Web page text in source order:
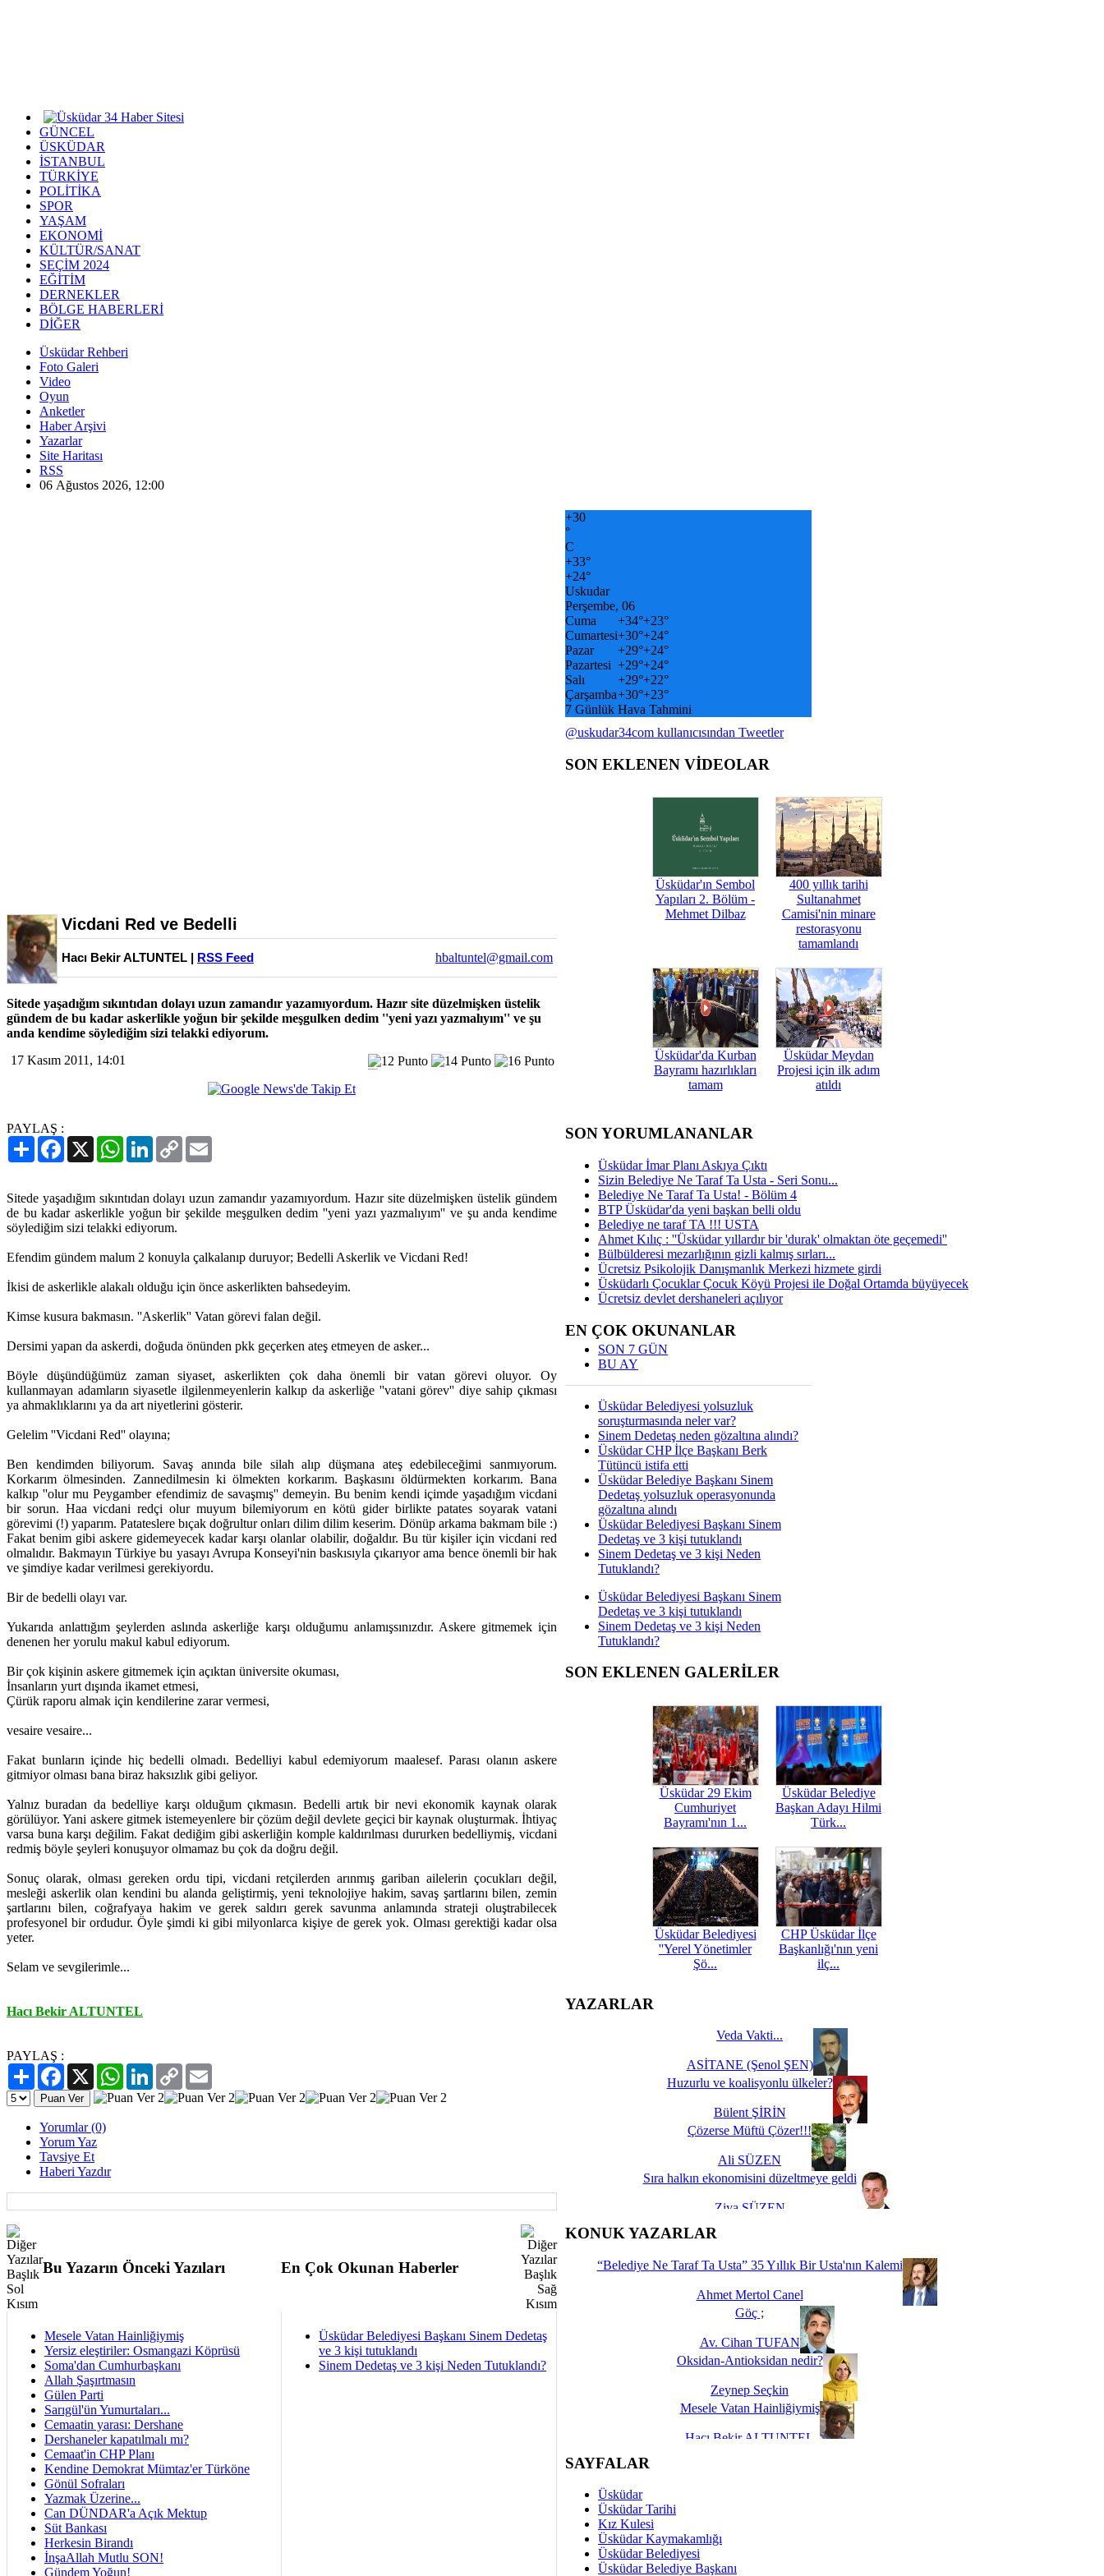
GÜNCEL
ÜSKÜDAR
İSTANBUL
TÜRKİYE
POLİTİKA
SPOR
YAŞAM
EKONOMİ
KÜLTÜR/SANAT
SEÇİM 2024
EĞİTİM
DERNEKLER
BÖLGE HABERLERİ
DİĞER
Üsküdar Rehberi
Foto Galeri
Video
Oyun
Anketler
Haber Arşivi
Yazarlar
Site Haritası
RSS
06 Ağustos 2026, 12:00
Vicdani Red ve Bedelli
Hacı Bekir ALTUNTEL | RSS Feed hbaltuntel@gmail.com
Sitede yaşadığım sıkıntıdan dolayı uzun zamandır yazamıyordum. Hazır site düzelmişken üstelik
gündem de bu kadar askerlikle yoğun bir şekilde meşgulken dedim ''yeni yazı yazmalıyım'' ve şu
anda kendime söylediğim sizi telakki ediyorum.
17 Kasım 2011, 14:01
PAYLAŞ :
PaylaşFacebook
X WhatsAppLinkedIn
Copy
Link
Sitede yaşadığım sıkıntıdan dolayı uzun zamandır yazamıyordum. Hazır site düzelmişken üstelik gündem
de bu kadar askerlikle yoğun bir şekilde meşgulken dedim ''yeni yazı yazmalıyım'' ve şu anda kendime
söylediğim sizi telakki ediyorum.
Efendim gündem malum 2 konuyla çalkalanıp duruyor; Bedelli Askerlik ve Vicdani Red!
İkisi de askerlikle alakalı olduğu için önce askerlikten bahsedeyim.
Kimse kusura bakmasın. ''Askerlik'' Vatan görevi falan değil.
Dersimi yapan da askerdi, doğuda önünden pkk geçerken ateş etmeyen de asker...
Böyle düşündüğümüz zaman siyaset, askerlikten çok daha önemli bir vatan görevi oluyor. Oy
kullanmayan adamların siyasetle ilgilenmeyenlerin kalkıp da askerliğe ''vatani görev'' diye sahip çıkması
ya ahmaklıklarını ya da art niyetlerini gösterir.
Gelelim ''Vicdani Red'' olayına;
Ben kendimden biliyorum. Savaş anında bile silah alıp düşmana ateş edebileceğimi sanmıyorum.
Korkarım ölmesinden. Zannedilmesin ki ölmekten korkarım. Başkasını öldürmekten korkarım. Bana
kalkıp ''olur mu Peygamber efendimiz de savaşmış'' demeyin. Bu benim kendi içimde yaşadığım vicdani
bir sorun. Haa vicdani redçi olur muyum bilemiyorum en kötü gider birlikte patates soyarak vatani
görevimi (!) yaparım. Patateslere bıçak doğrultur onları dilim dilim keserim. Dönüp arkama bakmam bile :)
Fakat benim gibi askere gidemeyecek kadar karşı olanlar olabilir, doğaldır. Bu tür kişiler için vicdani red
olmalıdır. Bakmayın Türkiye bu yasayı Avrupa Konseyi'nin baskısıyla çıkarıyor ama bence önemli bir hak
ve şimdiye kadar verilmesi gerekiyordu.
Bir de bedelli olayı var.
Yukarıda anlattığım şeylerden aslında askerliğe karşı olduğumu anlamışsınızdır. Askere gitmemek için
denenen her yorulu makul kabul ediyorum.
Bir çok kişinin askere gitmemek için açıktan üniversite okuması,
İnsanların yurt dışında ikamet etmesi,
Çürük raporu almak için kendilerine zarar vermesi,
vesaire vesaire...
Fakat bunların içinde hiç bedelli olmadı. Bedelliyi kabul edemiyorum maalesef. Parası olanın askere
gitmiyor olması bana biraz haksızlık gibi geliyor.
Yalnız buradan da bedelliye karşı olduğum çıkmasın. Bedelli artık bir nevi ekonomik kaynak olarak
görülüyor. Yani askere gitmek istemeyenlere bir çözüm değil devlete geçici bir kaynak oluşturmak. İhtiyaç
varsa buna karşı değilim. Fakat dediğim gibi askerliğin komple kaldırılması dururken bedelliymiş, vicdani
redmiş böyle şeyleri konuşuyor olmamaz bu çok da doğru değil.
Sonuç olarak, olması gereken ordu tipi, vicdani retçilerden arınmış gariban ailelerin çocukları değil,
mesleği askerlik olan kendini bu alanda geliştirmiş, yeni teknolojiye hakim, savaş şartlarını bilen, zemin
şartlarını bilen, coğrafyaya hakim ve gerek saldırı gerek savunma anlamında strateji oluştrabilecek
profesyonel bir ordudur. Öyle şimdi ki gibi milyonlarca kişiye de gerek yok. Olması gerektiği kadar olsa
yeter.
Selam ve sevgilerimle...
Hacı Bekir ALTUNTEL
PAYLAŞ :
PaylaşFacebook
X WhatsAppLinkedIn
Copy
Link
Yorumlar (0)
Yorum Yaz
Tavsiye Et
Haberi Yazdır
Bu Yazarın Önceki Yazıları En Çok Okunan Haberler
Mesele Vatan Hainliğiymiş
Yersiz eleştiriler: Osmangazi Köprüsü
Soma'dan Cumhurbaşkanı
Allah Şaşırtmasın
Gülen Parti
Sarıgül'ün Yumurtaları...
Cemaatin yarası: Dershane
Dershaneler kapatılmalı mı?
Cemaat'in CHP Planı
Kendine Demokrat Mümtaz'er Türköne
Gönül Sofraları
Yazmak Üzerine...
Can DÜNDAR'a Açık Mektup
Süt Bankası
Herkesin Birandı
İnşaAllah Mutlu SON!
Gündem Yoğun!
Üsküdar Belediyesi Başkanı Sinem Dedetaş
ve 3 kişi tutuklandı
Sinem Dedetaş ve 3 kişi Neden Tutuklandı?
+30
°
C
+33°
+24°
Uskudar
Perşembe, 06
Cuma
+34°+23°
Cumartesi+30°+24°
Pazar
+29°+24°
Pazartesi +29°+24°
Salı
+29°+22°
Çarşamba+30°+23°
7 Günlük Hava Tahmini
@uskudar34com kullanıcısından Tweetler
SON EKLENEN VİDEOLAR
Üsküdar'ın Sembol
Yapıları 2. Bölüm -
Mehmet Dilbaz
400 yıllık tarihi
Sultanahmet
Camisi'nin minare
restorasyonu
tamamlandı
Üsküdar'da Kurban
Bayramı hazırlıkları
tamam
Üsküdar Meydan
Projesi için ilk adım
atıldı
SON YORUMLANANLAR
Üsküdar İmar Planı Askıya Çıktı
Sizin Belediye Ne Taraf Ta Usta - Seri Sonu...
Belediye Ne Taraf Ta Usta! - Bölüm 4
BTP Üsküdar'da yeni başkan belli oldu
Belediye ne taraf TA !!! USTA
Ahmet Kılıç : ''Üsküdar yıllardır bir 'durak' olmaktan öte geçemedi''
Bülbülderesi mezarlığının gizli kalmış sırları...
Ücretsiz Psikolojik Danışmanlık Merkezi hizmete girdi
Üsküdarlı Çocuklar Çocuk Köyü Projesi ile Doğal Ortamda büyüyecek
Ücretsiz devlet dershaneleri açılıyor
EN ÇOK OKUNANLAR
SON 7 GÜN
BU AY
Üsküdar Belediyesi yolsuzluk
soruşturmasında neler var?
Sinem Dedetaş neden gözaltına alındı?
Üsküdar CHP İlçe Başkanı Berk
Tütüncü istifa etti
Üsküdar Belediye Başkanı Sinem
Dedetaş yolsuzluk operasyonunda
gözaltına alındı
Üsküdar Belediyesi Başkanı Sinem
Dedetaş ve 3 kişi tutuklandı
Sinem Dedetaş ve 3 kişi Neden
Tutuklandı?
Üsküdar Belediyesi Başkanı Sinem
Dedetaş ve 3 kişi tutuklandı
Sinem Dedetaş ve 3 kişi Neden
Tutuklandı?
SON EKLENEN GALERİLER
Üsküdar 29 Ekim
Cumhuriyet
Bayramı'nın 1...
Üsküdar Belediye
Başkan Adayı Hilmi
Türk...
Üsküdar Belediyesi
''Yerel Yönetimler
Şö...
CHP Üsküdar İlçe
Başkanlığı'nın yeni
ilç...
YAZARLAR
Veda Vakti...
ASİTANE (Şenol ŞEN)
Huzurlu ve koalisyonlu ülkeler?
Bülent ŞİRİN
Çözerse Müftü Çözer!!!
Ali SÜZEN
Sıra halkın ekonomisini düzeltmeye geldi
Ziya SÜZEN
İşte Biz buyuz...
KONUK YAZARLAR
“Belediye Ne Taraf Ta Usta” 35 Yıllık Bir Usta'nın Kalemi
Ahmet Mertol Canel
Göç ;
Av. Cihan TUFAN
Oksidan-Antioksidan nedir?
Zeynep Seçkin
Mesele Vatan Hainliğiymiş
Hacı Bekir ALTUNTEL
Dünya Fani, Ama Kısa Bir Süre De Olsa Burdayız
Savaş ŞENEL
Hukukun Adaleti Kalmadı Üstadım!
SAYFALAR
Üsküdar
Üsküdar Tarihi
Kız Kulesi
Üsküdar Kaymakamlığı
Üsküdar Belediyesi
Üsküdar Belediye Başkanı